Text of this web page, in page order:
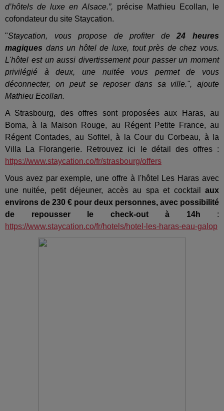
d’hôtels de luxe en Alsace.”, précise Mathieu Ecollan, le
cofondateur du site Staycation.
"Staycation, vous propose de profiter de24 heures
magiques dans un hôtel de luxe, tout près de chez vous.
L'hôtel est un aussi divertissement pour passer un moment
privilégié à deux, une nuitée vous permet de vous
déconnecter, on peut se reposer dans sa ville.", ajoute
Mathieu Ecollan.
A Strasbourg, des offres sont proposées aux Haras, au
Boma, à la Maison Rouge, au Régent Petite France, au
Régent Contades, au Sofitel, à la Cour du Corbeau, à la
Villa La Florangerie. Retrouvez ici le détail des offres :
https://www.staycation.co/fr/strasbourg/offers
Vous avez par exemple, une offre à l'hôtel Les Haras avec
une nuitée, petit déjeuner, accès au spa et cocktail aux
environs de 230 € pour deux personnes, avec possibilité
de repousser le check-out à 14h :
https://www.staycation.co/fr/hotels/hotel-les-haras-eau-galop